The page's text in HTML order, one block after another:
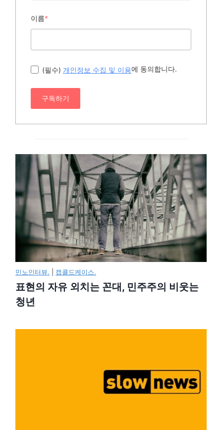
이름*
(필수) 개인정보 수집 및 이용에 동의합니다.
구독하기
민노인터뷰. 캡콜드케이스.
표현의 자유 외치는 꼰대, 민주주의 비웃는
청년